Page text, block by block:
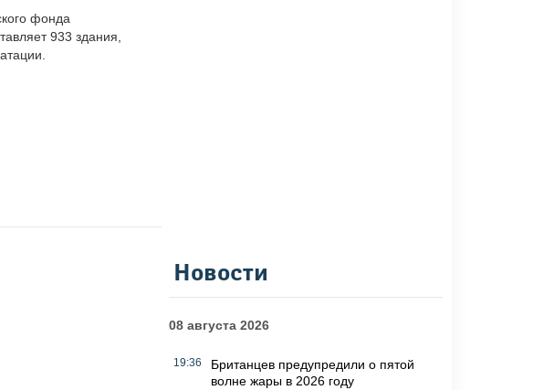
фонда
933 здания,
Новости
08 августа 2026
19:36
Британцев предупредили о пятой
волне жары в 2026 году